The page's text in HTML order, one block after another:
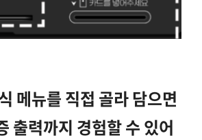
메뉴를 직접 골라 담으면
출력까지 경험할 수 있어